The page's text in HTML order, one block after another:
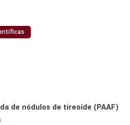
de nódulos de tireoide (PAAF)